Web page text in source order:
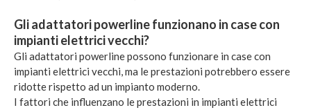
Gli adattatori powerline funzionano in case con
impianti elettrici vecchi?
Gli adattatori powerline possono funzionare in case con
impianti elettrici vecchi, ma le prestazioni potrebbero essere
ridotte rispetto ad un impianto moderno.
I fattori che influenzano le prestazioni in impianti elettrici